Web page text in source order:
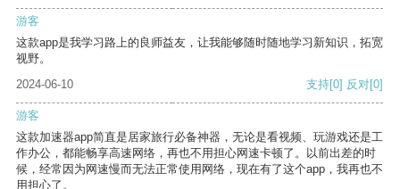
游客
这款app是我学习路上的良师益友，让我能够随时随地学习新知识，拓宽
视野。
2024-06-10
支持[0] 反对[0]
游客
这款加速器app简直是居家旅行必备神器，无论是看视频、玩游戏还是工
作办公，都能畅享高速网络，再也不用担心网速卡顿了。以前出差的时
候，经常因为网速慢而无法正常使用网络，现在有了这个app，我再也不
用担心了。